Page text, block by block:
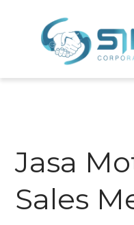
content
Jasa
Sales